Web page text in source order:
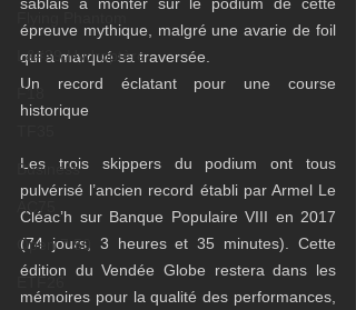
L&#39;Hydroptère
F18
Business
Open 7.50
épreuve mythique, malgré une avarie de foil
qui a marqué sa traversée.
Un record éclatant pour une course
historique
Les trois skippers du podium ont tous
pulvérisé l’ancien record établi par Armel Le
Cléac’h sur Banque Populaire VIII en 2017
(74 jours, 3 heures et 35 minutes). Cette
édition du Vendée Globe restera dans les
mémoires pour la qualité des performances,